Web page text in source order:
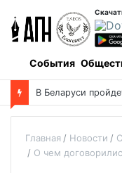
События
В Беларуси
Главная Новости
О чем